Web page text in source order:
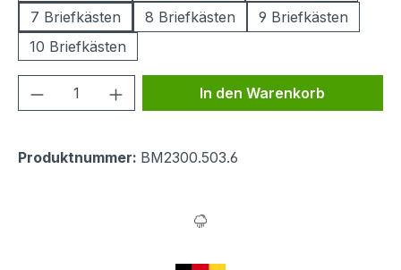
7 Briefkästen
8 Briefkästen
9 Briefkästen
10 Briefkästen
Produkt Anzahl: Gib denIn den Warenkorb
Produktnummer: BM2300.503.6